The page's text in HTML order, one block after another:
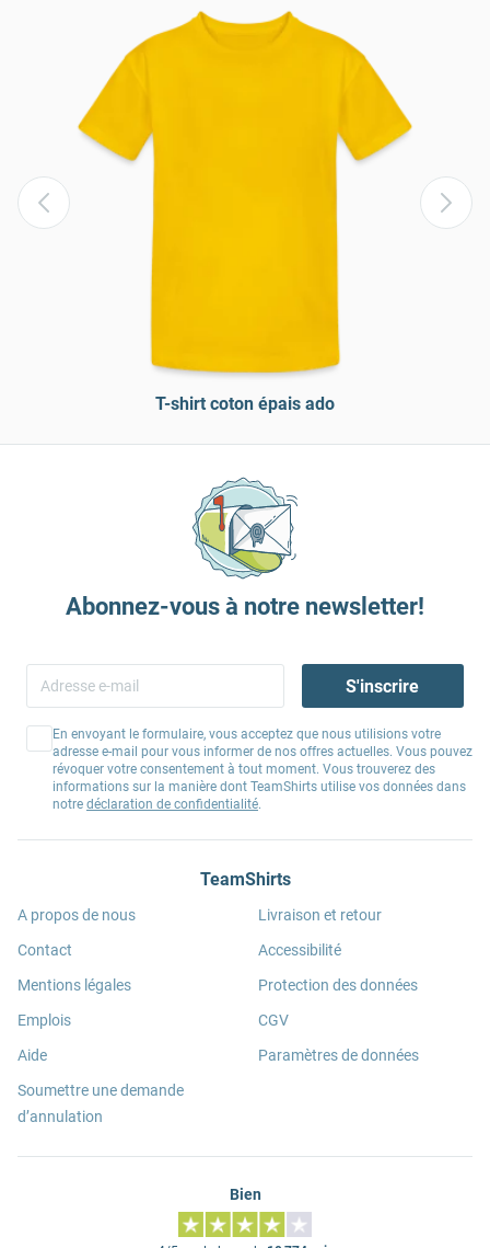
T-shirt coton épais ado
Abonnez-vous à notre newsletter!
S'inscrire
En envoyant le formulaire, vous acceptez que nous utilisions votre
adresse e-mail pour vous informer de nos offres actuelles. Vous pouvez
révoquer votre consentement à tout moment. Vous trouverez des
informations sur la manière dont TeamShirts utilise vos données dans
notre déclaration de confidentialité.
TeamShirts
A propos de nous
Contact
Mentions légales
Emplois
Aide
Soumettre une demande
d’annulation
Livraison et retour
Accessibilité
Protection des données
CGV
Paramètres de données
Bien